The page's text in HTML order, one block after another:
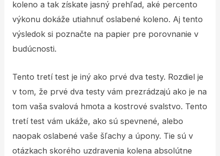
koleno a tak získate jasný prehľad, aké percento
výkonu dokáže utiahnuť oslabené koleno. Aj tento
výsledok si poznačte na papier pre porovnanie v
budúcnosti.
Tento tretí test je iný ako prvé dva testy. Rozdiel je
v tom, že prvé dva testy vám prezrádzajú ako je na
tom vaša svalová hmota a kostrové svalstvo. Tento
tretí test vám ukáže, ako sú spevnené, alebo
naopak oslabené vaše šľachy a úpony. Tie sú v
otázkach skorého uzdravenia kolena absolútne